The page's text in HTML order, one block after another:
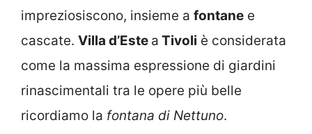
impreziosiscono, insieme a fontane e
cascate. Villa d’Este a Tivoli è considerata
come la massima espressione di giardini
rinascimentali tra le opere più belle
ricordiamo la fontana di Nettuno.